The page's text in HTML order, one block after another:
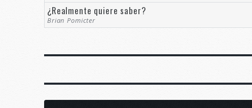
¿Realmente quiere saber?
Brian Pomicter